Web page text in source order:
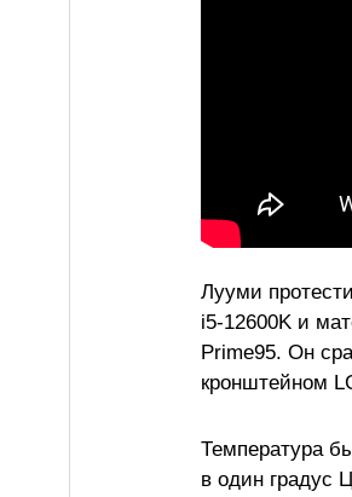
Лууми
i5-12600K и
Prime95. Он
кронштейном
Температура
в один градус